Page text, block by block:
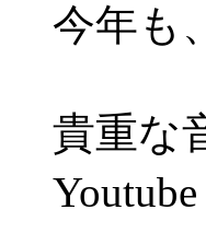
今年も
貴重な